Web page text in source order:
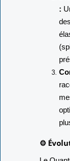
:
⚙️